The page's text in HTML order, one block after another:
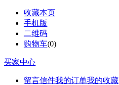
收藏本页
手机版
二维码
购物车(0)
买家中心
留言信件我的订单我的收藏